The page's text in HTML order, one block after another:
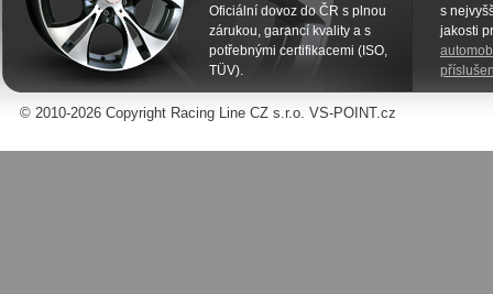
Oficiální dovoz do ČR s plnou
zárukou, garancí kvality a s
potřebnými certifikacemi (ISO,
TÜV).
s
jakosti
© 2010-2026 Copyright Racing Line CZ s.r.o. VS-POINT.cz